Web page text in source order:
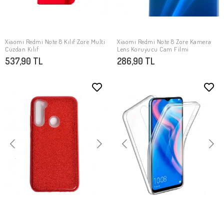
SEPETE EKLE
Xiaomi Redmi Note 8 Kılıf Zore Multi
Cüzdan Kılıf
537,90 TL
SEPETE EKLE
Xiaomi Redmi Note 8 Zore Kamera
Lens Koruyucu Cam Filmi
286,90 TL